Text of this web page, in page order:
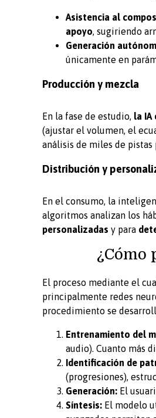
Asistencia al
apoyo, sugiriendo
Generación
únicamente en
Producción y mezcla
En la fase de estudio, la IA
(ajustar el volumen, el
análisis de miles de pistas
Distribución y
En el consumo, la
algoritmos analizan los
personalizadas y para
¿Cómo
El proceso mediante el
principalmente redes
procedimiento se
Entrenamiento del
audio). Cuanto más
Identificación de
(progresiones),
Generación: El
Síntesis: El modelo